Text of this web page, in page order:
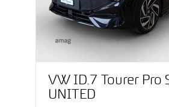
VW ID.7 Tourer Pro
UNITED